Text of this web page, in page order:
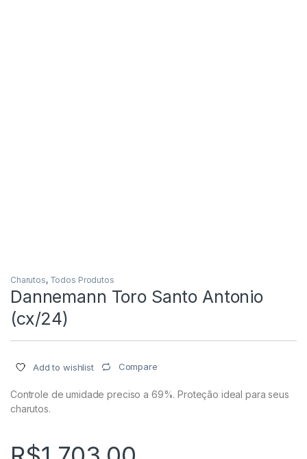
Charutos, Todos Produtos
Dannemann Toro Santo Antonio
(cx/24)
Add to wishlist Compare
Controle de umidade preciso a 69%. Proteção ideal para seus
charutos.